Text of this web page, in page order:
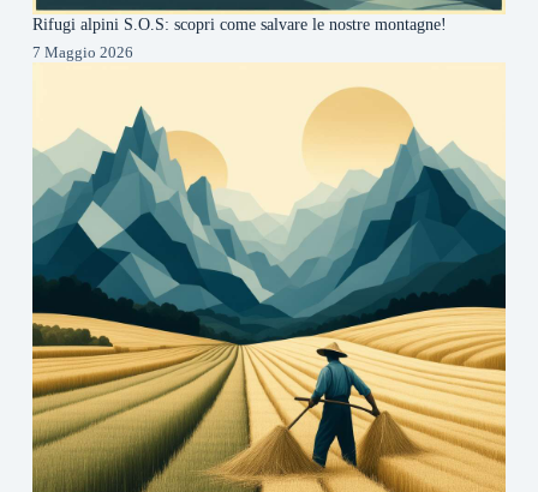
Rifugi alpini S.O.S: scopri come salvare le nostre montagne!
7 Maggio 2026